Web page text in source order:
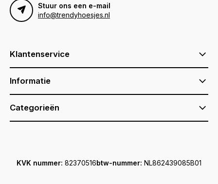
Stuur ons een e-mail
info@trendyhoesjes.nl
Klantenservice
Informatie
Categorieën
KVK nummer: 82370516btw-nummer: NL862439085B01